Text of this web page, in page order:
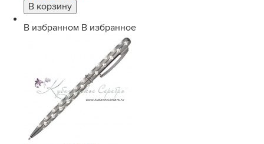
В избранном В избранное